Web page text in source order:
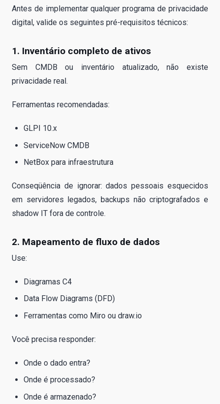
Antes de implementar qualquer programa de privacidade
digital, valide os seguintes pré-requisitos técnicos:
1. Inventário completo de ativos
Sem CMDB ou inventário atualizado, não existe
privacidade real.
Ferramentas recomendadas:
GLPI 10.x
ServiceNow CMDB
NetBox para infraestrutura
Conseqüência de ignorar: dados pessoais esquecidos
em servidores legados, backups não criptografados e
shadow IT fora de controle.
2. Mapeamento de fluxo de dados
Use:
Diagramas C4
Data Flow Diagrams (DFD)
Ferramentas como Miro ou draw.io
Você precisa responder:
Onde o dado entra?
Onde é processado?
Onde é armazenado?